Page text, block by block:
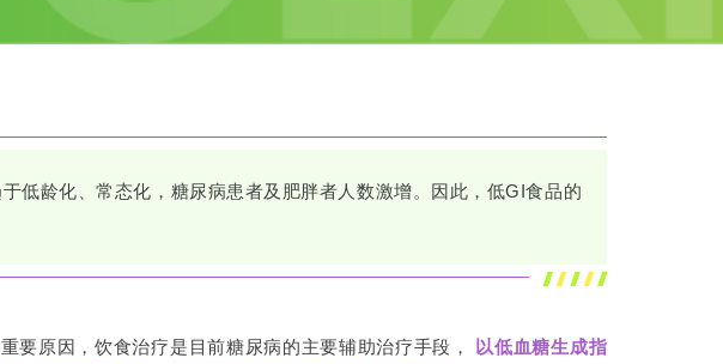
低龄化、常态化，糖尿病患者及肥胖者人数激增。因此，低GI食品的
要原因，饮食治疗是目前糖尿病的主要辅助治疗手段，
以低血糖生成指